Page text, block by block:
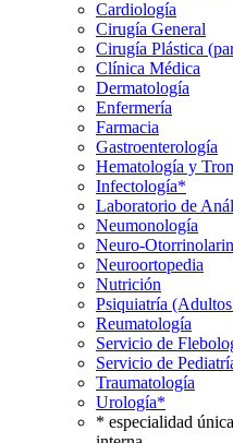
Cardiología
Cirugía General
Cirugía Plástica
Clínica Médica
Dermatología
Enfermería
Farmacia
Gastroenterología
Hematología y
Infectología*
Laboratorio de
Neumonología
Neuro-
Neuroortopedia
Nutrición
Psiquiatría
Reumatología
Servicio de
Servicio de
Traumatología
Urología*
* especialidad